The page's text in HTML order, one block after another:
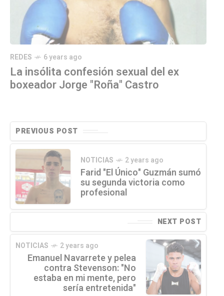
REDES 6 years ago
La insólita confesión sexual del ex
boxeador Jorge "Roña" Castro
PREVIOUS POST
NOTICIAS 2 years ago
Farid "El Único" Guzmán sumó
su segunda victoria como
profesional
NEXT POST
NOTICIAS 2 years ago
Emanuel Navarrete y pelea
contra Stevenson: "No
estaba en mi mente, pero
sería entretenida"